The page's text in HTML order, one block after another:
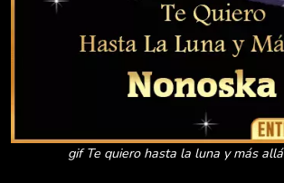
gif Te quiero hasta la luna y más